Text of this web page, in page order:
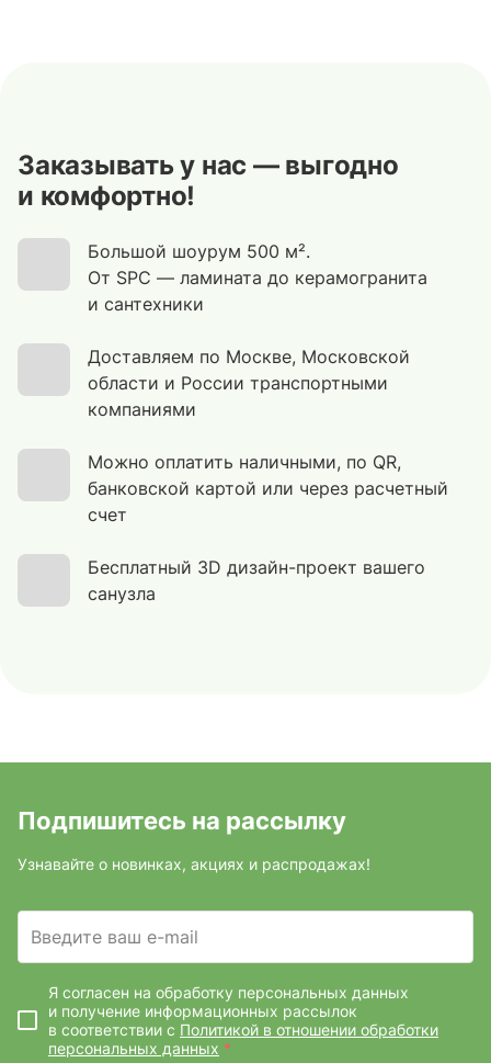
Заказывать у нас — выгодно
и комфортно!
Большой шоурум 500 м².
От SPC — ламината до керамогранита
и сантехники
Доставляем по Москве, Московской
области и России транспортными
компаниями
Можно оплатить наличными, по QR,
банковской картой или через расчетный
счет
Бесплатный 3D дизайн-проект вашего
санузла
Подпишитесь на рассылку
Узнавайте о новинках, акциях и распродажах!
Введите ваш e-mail
Я согласен на обработку персональных данных
и получение информационных рассылок
в соответствии с Политикой в отношении обработки
персональных данных *